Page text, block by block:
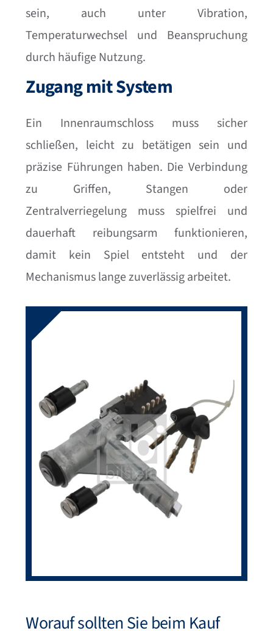
sein, auch unter Vibration,
Temperaturwechsel und Beanspruchung
durch häufige Nutzung.
Zugang mit System
Ein Innenraumschloss muss sicher
schließen, leicht zu betätigen sein und
präzise Führungen haben. Die Verbindung
zu Griffen, Stangen oder
Zentralverriegelung muss spielfrei und
dauerhaft reibungsarm funktionieren,
damit kein Spiel entsteht und der
Mechanismus lange zuverlässig arbeitet.
Worauf sollten Sie beim Kauf